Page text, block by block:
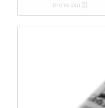
הצג פרטים